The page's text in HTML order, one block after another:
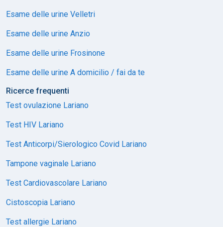
Esame delle urine Velletri
Esame delle urine Anzio
Esame delle urine Frosinone
Esame delle urine A domicilio / fai da te
Ricerce frequenti
Test ovulazione Lariano
Test HIV Lariano
Test Anticorpi/Sierologico Covid Lariano
Tampone vaginale Lariano
Test Cardiovascolare Lariano
Cistoscopia Lariano
Test allergie Lariano